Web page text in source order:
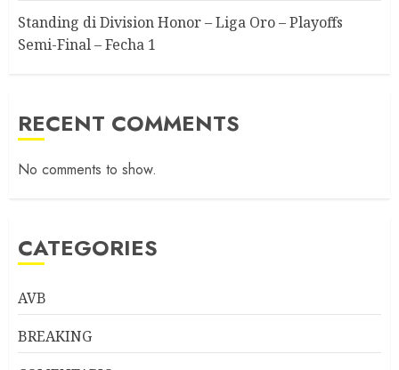
Standing di Division Honor – Liga Oro – Playoffs
Semi-Final – Fecha 1
RECENT COMMENTS
No comments to show.
CATEGORIES
AVB
BREAKING